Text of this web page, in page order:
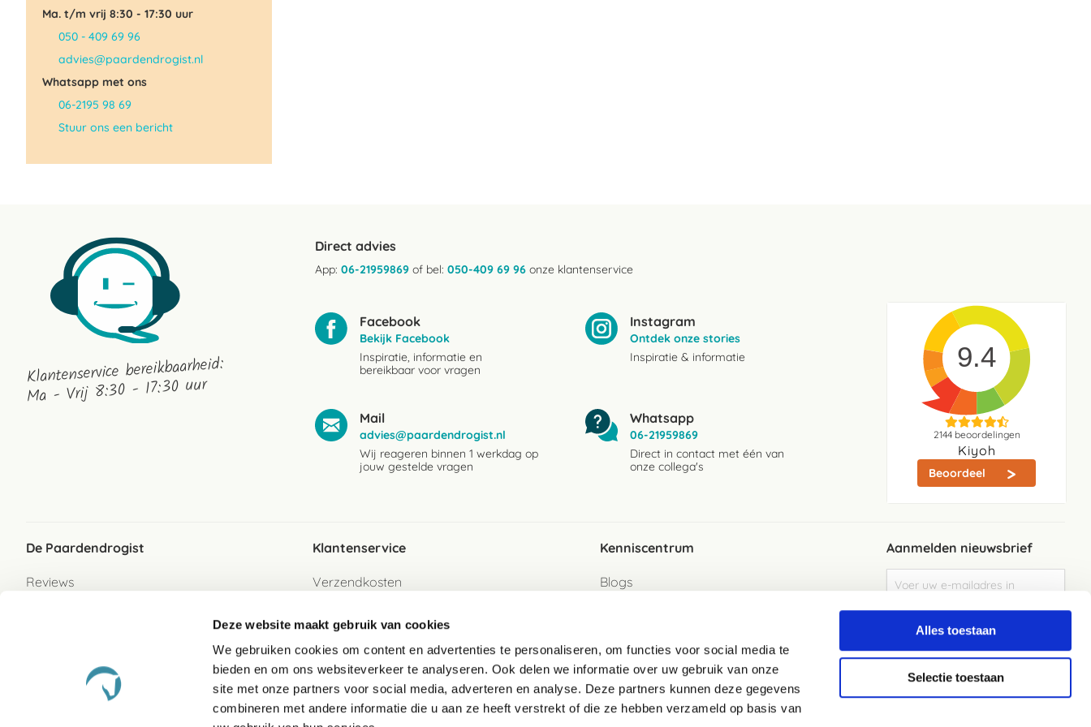
Deze website maakt gebruik van cookies
We gebruiken cookies om content en advertenties te personaliseren, om functies voor social media te
bieden en om ons websiteverkeer te analyseren. Ook delen we informatie over uw gebruik van onze
site met onze partners voor social media, adverteren en analyse. Deze partners kunnen deze gegevens
combineren met andere informatie die u aan ze heeft verstrekt of die ze hebben verzameld op basis van
Alles toestaan
Selectie toestaan
Ma. t/m vrij 8:30 - 17:30 uur
050 - 409 69 96
advies@paardendrogist.nl
Whatsapp met ons
06-2195 98 69
Stuur ons een bericht
Klantenservice bereikbaarheid:
Ma - Vrij 8:30 - 17:30 uur
Direct advies
App: 06-21959869 of bel: 050-409 69 96 onze klantenservice
Facebook
Bekijk Facebook
Inspiratie, informatie en
bereikbaar voor vragen
Instagram
Ontdek onze stories
Inspiratie & informatie
Mail
advies@paardendrogist.nl
Wij reageren binnen 1 werkdag op
jouw gestelde vragen
Whatsapp
06-21959869
Direct in contact met één van
onze collega's
9.4
2144beoordelingen
Kiyoh
Beoordeel
De Paardendrogist
Reviews
Klantenservice
Verzendkosten
Betaalwijzen
Retour
Retour sturen als gast
Garantie
Kenniscentrum
Blogs
Aanmelden nieuwsbrief
u
op
Elke week de beste acties en het laaste